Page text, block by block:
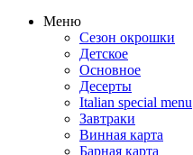
Меню
Сезон окрошки
Детское
Основное
Десерты
Italian special menu
Завтраки
Винная карта
Барная карта